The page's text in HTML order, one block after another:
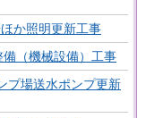
か照明更新工事
（機械設備）工事
プ場送水ポンプ更新